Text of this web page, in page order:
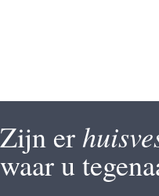
Zijn er
waar u